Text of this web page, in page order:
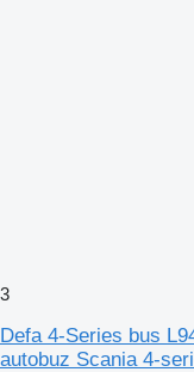
3
Defa 4-Series bus
autobuz Scania 4-